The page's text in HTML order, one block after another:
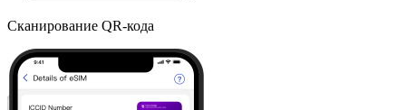
Сканирование QR-кода